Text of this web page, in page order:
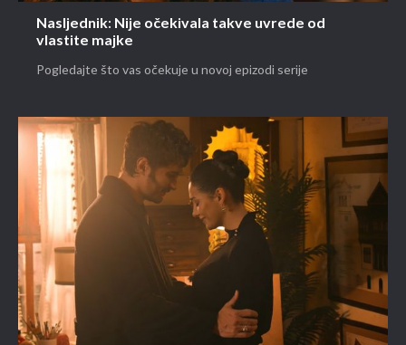
Nasljednik: Nije očekivala takve uvrede od
vlastite majke
Pogledajte što vas očekuje u novoj epizodi serije